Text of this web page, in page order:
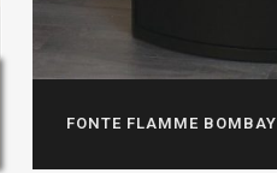
FONTE FLAMME BOMBAY